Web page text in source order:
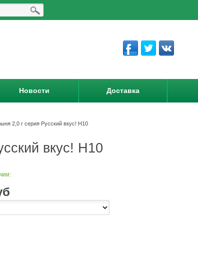
Новости Доставка
2,0 г серия Русский вкус! Н10
вкус! Н10